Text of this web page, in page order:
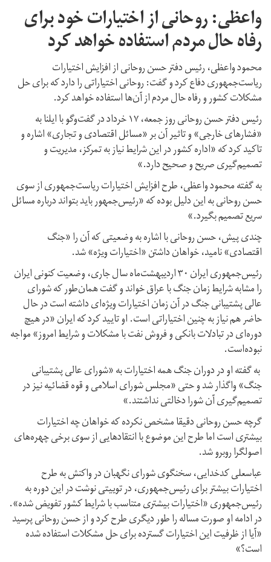
واعظی: روحانی از اختیارات خود برای
رفاه حال مردم استفاده خواهد کرد
محمود واعظی، رئیس دفتر حسن روحانی از افزایش اختیارات
ریاست‌جمهوری دفاع کرد و گفت: روحانی اختیاراتی را دارد که برای حل
مشکلات کشور و رفاه حال مردم از آن‌ها استفاده خواهد کرد.
رئیس دفتر حسن روحانی روز جمعه، ۱۷ خرداد در گفت‌وگو با ایلنا به
«فشارهای خارجی» و تاثیر آن بر «مسائل اقتصادی و تجاری» اشاره و
تاکید کرد که «اداره کشور در این شرایط نیاز به تمرکز،‌ مدیریت و
تصمیم‌گیری صریح و صحیح دارد.»
به گفته محمود واعظی، طرح افزایش اختیارات ریاست‌جمهوری از سوی
حسن روحانی به این دلیل بوده که «رئیس‌جمهور باید بتواند درباره مسائل
سریع تصمیم بگیرد.»
چندی پیش، حسن روحانی با اشاره به وضعیتی که آن را «‌جنگ
اقتصادی» نامید، خواهان داشتن «‌اختیارات ویژه» شد.
رئیس‌جمهوری ایران ۳۰ اردیبهشت‌ماه سال جاری، وضعیت کنونی ایران
را مشابه شرایط زمان جنگ با عراق خواند و گفت همان‌طور که شورای
عالی پشتیبانی جنگ در آن زمان اختیارات ویژه‌ای داشته است در حال
حاضر هم نیاز به چنین اختیاراتی است. او تایید کرد که ایران «در هیچ
دوره‌ای در تبادلات بانکی و فروش نفت با مشکلات و شرایط امروز» مواجه
نبوده‌است.
به گفته او در دوران جنگ همه اختیارات به «شورای عالی پشتیبانی
جنگ» واگذار شد و حتی «مجلس شورای اسلامی و قوه قضائیه نیز در
تصمیم‌گیری آن شورا دخالتی نداشتند.»
گرچه حسن روحانی دقیقا مشخص نکرده که خواهان چه اختیارات
بیشتری است اما طرح این موضوع با انتقادهایی از سوی برخی چهره‌های
اصولگرا روبرو شد.
عباسعلی کدخدایی، سخنگوی شورای نگهبان در واکنش به طرح
اختیارات بیشتر برای رئیس‌جمهوری، در توییتی نوشت در این دوره به
رئیس‌جمهوری «اختیارات بیشتری متناسب با شرایط کشور تفویض شده».
در ادامه او صورت مساله را طور دیگری طرح کرد و از حسن روحانی پرسید
«آیا از ظرفیت این اختیارات گسترده برای حل مشکلات استفاده شده
است؟»